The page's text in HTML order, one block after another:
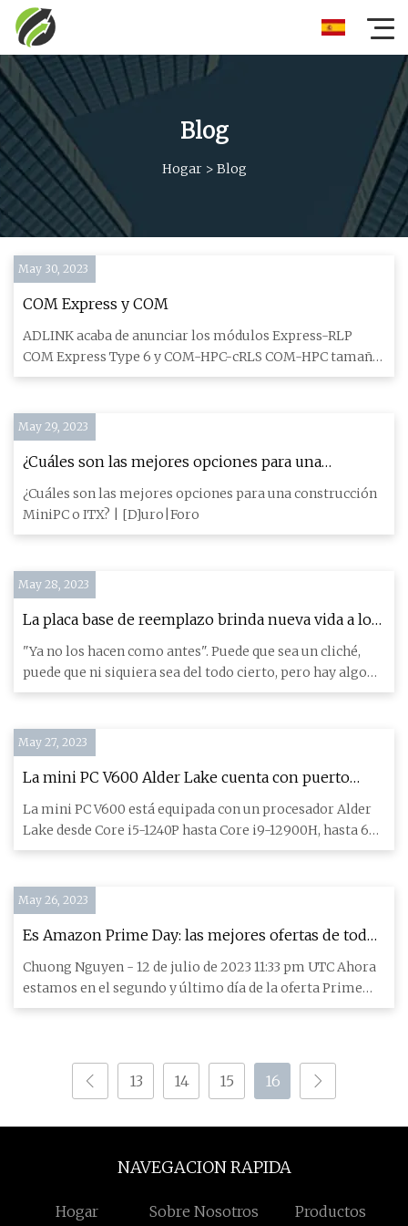
Blog
Hogar> Blog
May 30, 2023
COM Express y COM
ADLINK acaba de anunciar los módulos Express-RLP
COM Express Type 6 y COM-HPC-cRLS COM-HPC tamaño
C basados ​​en los nue
May 29, 2023
¿Cuáles son las mejores opciones para una
construcción MiniPC o ITX?
¿Cuáles son las mejores opciones para una construcción
MiniPC o ITX? | [D]uro|Foro
May 28, 2023
La placa base de reemplazo brinda nueva vida a los
Thinkpad clásicos
"Ya no los hacen como antes". Puede que sea un cliché,
puede que ni siquiera sea del todo cierto, pero hay algo
especi
May 27, 2023
La mini PC V600 Alder Lake cuenta con puerto
Thunderbolt 4, doble 2,5 GbE y hasta Core i9
La mini PC V600 está equipada con un procesador Alder
Lake desde Core i5-1240P hasta Core i9-12900H, hasta 64
GB de RAM
May 26, 2023
Es Amazon Prime Day: las mejores ofertas de todo
lo increíble que pudimos encontrar
Chuong Nguyen - 12 de julio de 2023 11:33 pm UTC Ahora
estamos en el segundo y último día de la oferta Prime
Day de Ama
13 14 15 16
NAVEGACION RAPIDA
Hogar Sobre Nosotros Productos